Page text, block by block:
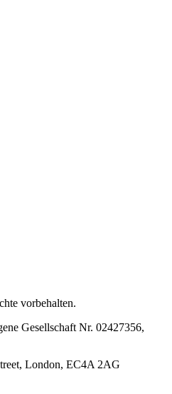
vorbehalten.
Gesellschaft Nr. 02427356,
London, EC4A 2AG